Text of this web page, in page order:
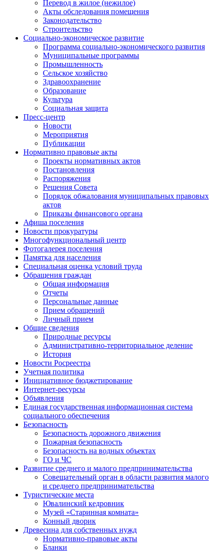
Перевод в жилое (нежилое)
Акты обследования помещения
Законодательство
Строительство
Социально-экономическое развитие
Программа социально-экономического развития
Муниципальные программы
Промышленность
Сельское хозяйство
Здравоохранение
Образование
Культура
Социальная защита
Пресс-центр
Новости
Мероприятия
Публикации
Нормативно правовые акты
Проекты нормативных актов
Постановления
Распоряжения
Решения Совета
Порядок обжалования муниципальных правовых
актов
Приказы финансового органа
Афиша поселения
Новости прокуратуры
Многофункциональный центр
Фотогалерея поселения
Памятка для населения
Специальная оценка условий труда
Обращения граждан
Общая информация
Отчеты
Персональные данные
Прием обращений
Личный прием
Общие сведения
Природные ресурсы
Административно-территориальное деление
История
Новости Росреестра
Учетная политика
Инициативное бюджетирование
Интернет-ресурсы
Объявления
Единая государственная информационная система
социального обеспечения
Безопасность
Безопасность дорожного движения
Пожарная безопасность
Безопасность на водных объектах
ГО и ЧС
Развитие среднего и малого предпринимательства
Совещательный орган в области развития малого
и среднего предпринимательства
Туристические места
Ювалинский кедровник
Музей «Старинная комната»
Конный дворик
Древесина для собственных нужд
Нормативно-правовые акты
Бланки